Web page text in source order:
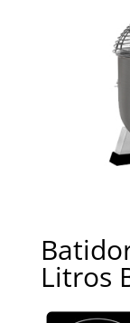
Litros